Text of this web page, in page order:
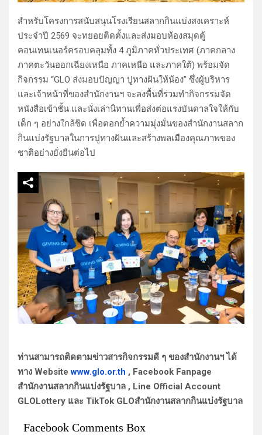
สำหรับโครงการสนับสนุนโรงเรียนสลากกินแบ่งสงเคราะห์
ประจำปี 2569 จะทยอยติดตั้งและส่งมอบห้องสมุดตู้
คอนเทนเนอร์ครอบคลุมทั้ง 4 ภูมิภาคทั่วประเทศ (ภาคกลาง
ภาคตะวันออกเฉียงเหนือ ภาคเหนือ และภาคใต้) พร้อมจัด
กิจกรรม “GLO ส่งมอบปัญญา ปูทางฝันให้น้อง” ซึ่งผู้บริหาร
และเจ้าหน้าที่ของสำนักงานฯ จะลงพื้นที่ร่วมทำกิจกรรมจัด
หนังสือเข้าชั้น และนั่งเล่านิทานเพื่อส่งต่อแรงบันดาลใจให้กับ
เด็ก ๆ อย่างใกล้ชิด เพื่อตอกย้ำความมุ่งมั่นของสำนักงานสลาก
กินแบ่งรัฐบาลในการปูทางฝันและสร้างพลเมืองคุณภาพของ
ชาติอย่างยั่งยืนต่อไป
ท่านสามารถติดตามข่าวสารกิจกรรมดี ๆ ของสำนักงานฯ ได้
ทาง Websitewww.glo.or.th , Facebook Fanpage
สำนักงานสลากกินแบ่งรัฐบาล , Line Official Account
GLOLottery และ TikTok GLOสำนักงานสลากกินแบ่งรัฐบาล
Facebook Comments Box